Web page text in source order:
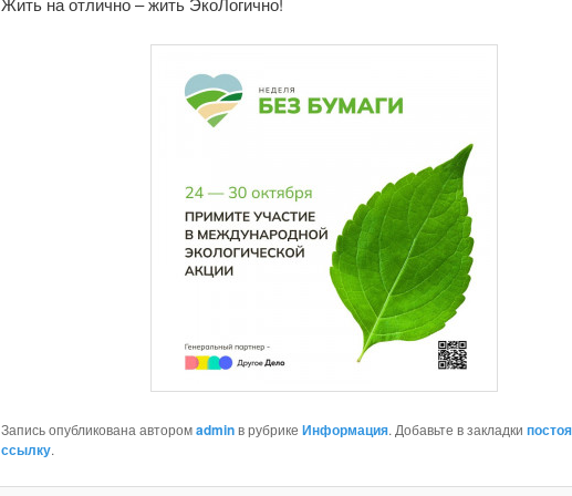
Запись опубликована авторомadminв рубрике Информация. Добавьте в закладки
ссылку.